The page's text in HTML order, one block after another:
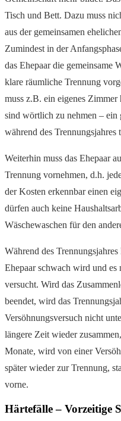
Tisch und Bett. Dazu muss
aus der gemeinsamen
Zumindest in der
das Ehepaar die gemeinsame
klare räumliche Trennung
muss z.B. ein eigenes Zimmer
sind wörtlich zu nehmen – ein
während des Trennungsjahres
Weiterhin muss das Ehepaar
Trennung vornehmen, d.h.
der Kosten erkennbar einen
dürfen auch keine
Wäschewaschen für den
Während des
Ehepaar schwach wird und es
versucht. Wird das
beendet, wird das
Versöhnungsversuch nicht
längere Zeit wieder
Monate, wird von einer
später wieder zur Trennung,
vorne.
Härtefälle – Vorzeitige